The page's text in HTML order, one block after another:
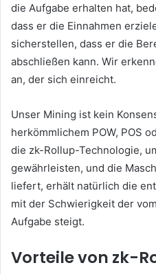
die Aufgabe erhalten hat,
dass er die Einnahmen
sicherstellen, dass er die
abschließen kann. Wir
an, der sich einreicht.
Unser Mining ist kein
herkömmlichem POW, POS
die zk-Rollup-Technologie,
gewährleisten, und die
liefert, erhält natürlich die
mit der Schwierigkeit der
Aufgabe steigt.
Vorteile von zk-